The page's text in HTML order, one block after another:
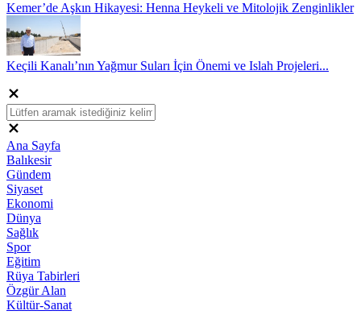
Kemer’de Aşkın Hikayesi: Henna Heykeli ve Mitolojik Zenginlikler
Keçili Kanalı’nın Yağmur Suları İçin Önemi ve Islah Projeleri...
Ana Sayfa
Balıkesir
Gündem
Siyaset
Ekonomi
Dünya
Sağlık
Spor
Eğitim
Rüya Tabirleri
Özgür Alan
Kültür-Sanat